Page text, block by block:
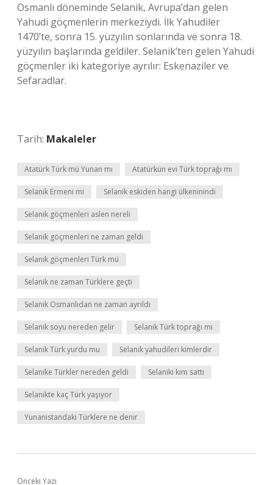
Osmanlı döneminde Selanik, Avrupa’dan gelen
Yahudi göçmenlerin merkeziydi. İlk Yahudiler
1470’te, sonra 15. yüzyılın sonlarında ve sonra 18.
yüzyılın başlarında geldiler. Selanik’ten gelen Yahudi
göçmenler iki kategoriye ayrılır: Eskenaziler ve
Sefaradlar.
Tarih: Makaleler
Atatürk Türk mü Yunan mı Atatürkün evi Türk toprağı mı
Selanik Ermeni mi Selanik eskiden hangi ülkeninindi
Selanik göçmenleri aslen nereli
Selanik göçmenleri ne zaman geldi
Selanik göçmenleri Türk mü
Selanik ne zaman Türklere geçti
Selanik Osmanlıdan ne zaman ayrıldı
Selanik soyu nereden gelir Selanik Türk toprağı mı
Selanik Türk yurdu mu Selanik yahudileri kimlerdir
Selanike Türkler nereden geldi Selaniki kim sattı
Selanikte kaç Türk yaşıyor
Yunanistandaki Türklere ne denir
Önceki Yazı